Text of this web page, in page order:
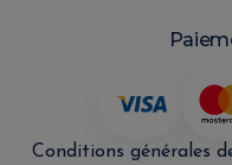
Conditions générales